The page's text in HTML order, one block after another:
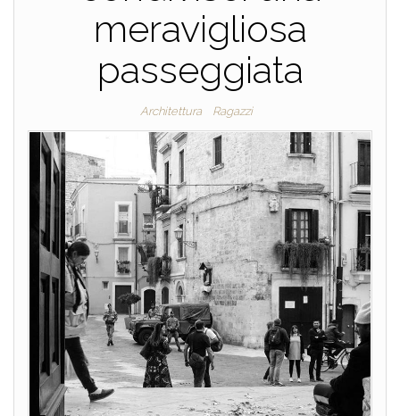
meravigliosa
passeggiata
Architettura Ragazzi